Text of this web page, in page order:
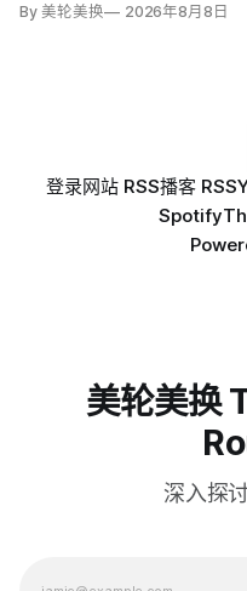
足够支持，更不可能达到参
By 美轮美换 2026年8月8日
登录网站 RSS播客 RSS
Spotify
美轮美换
深入探